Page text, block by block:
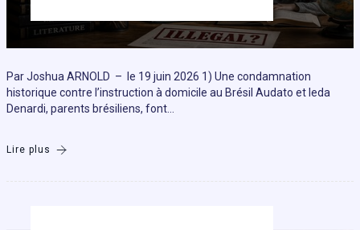
Par Joshua ARNOLD – le 19 juin 2026 1) Une condamnation
historique contre l’instruction à domicile au Brésil Audato et Ieda
Denardi, parents brésiliens, font…
Lire plus